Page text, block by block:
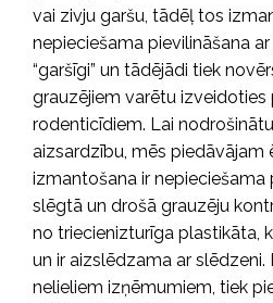
vai zivju garšu, tādēļ tos
nepieciešama pievilināšana
“garšīgi” un tādējādi tiek
grauzējiem varētu izveidoties
rodenticīdiem. Lai
aizsardzību, mēs piedāvājam
izmantošana ir nepieciešama
slēgtā un drošā grauzēju
no triecienizturīga plastikāta,
un ir aizslēdzama ar slēdzeni.
nelieliem izņēmumiem, tiek